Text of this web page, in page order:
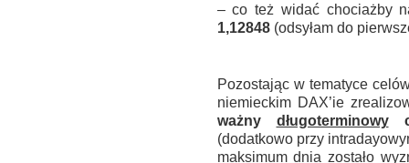
– co też widać chociażby
1,12848(odsyłam do
Pozostając w tematyce
niemieckim DAX’ie
ważny długoterminowy
(dodatkowo przy
maksimum dnia zostało